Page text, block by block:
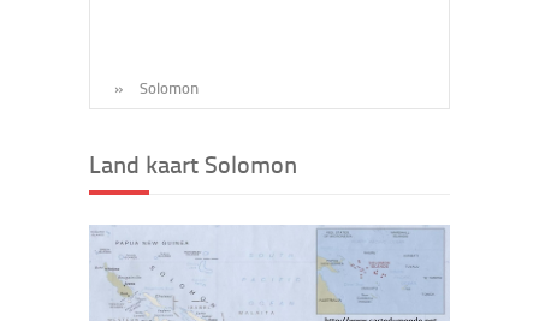
» Solomon
Land kaart Solomon